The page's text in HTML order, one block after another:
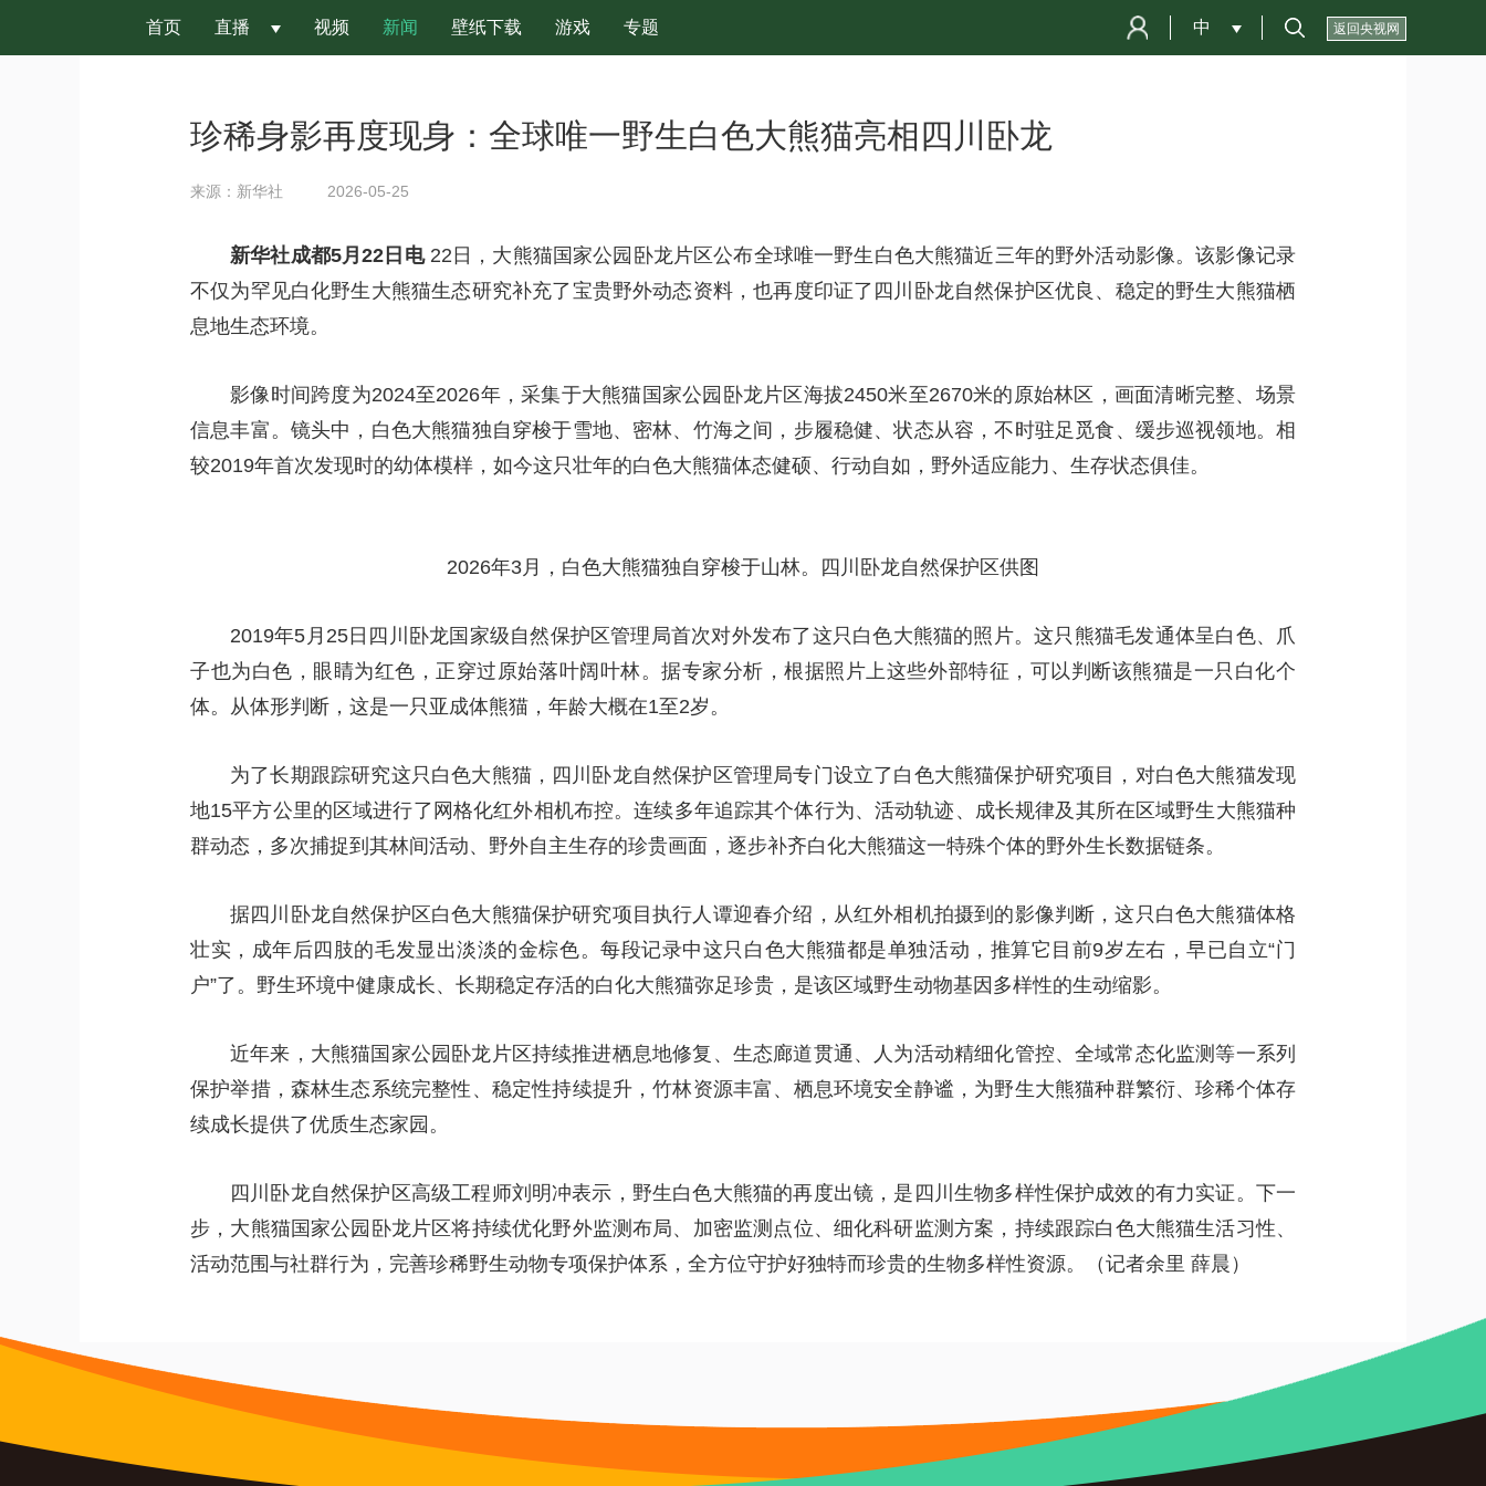
首页 直播 视频 新闻 壁纸下载 游戏 专题 返回央视网
中
珍稀身影再度现身：全球唯一野生白色大熊猫亮相四川卧龙
来源：新华社 2026-05-25
新华社成都5月22日电 22日，大熊猫国家公园卧龙片区公布全球唯一野生白色大熊猫近三年的野外活动影像。该影像记录
不仅为罕见白化野生大熊猫生态研究补充了宝贵野外动态资料，也再度印证了四川卧龙自然保护区优良、稳定的野生大熊猫栖
息地生态环境。
影像时间跨度为2024至2026年，采集于大熊猫国家公园卧龙片区海拔2450米至2670米的原始林区，画面清晰完整、场景
信息丰富。镜头中，白色大熊猫独自穿梭于雪地、密林、竹海之间，步履稳健、状态从容，不时驻足觅食、缓步巡视领地。相
较2019年首次发现时的幼体模样，如今这只壮年的白色大熊猫体态健硕、行动自如，野外适应能力、生存状态俱佳。
2026年3月，白色大熊猫独自穿梭于山林。四川卧龙自然保护区供图
2019年5月25日四川卧龙国家级自然保护区管理局首次对外发布了这只白色大熊猫的照片。这只熊猫毛发通体呈白色、爪
子也为白色，眼睛为红色，正穿过原始落叶阔叶林。据专家分析，根据照片上这些外部特征，可以判断该熊猫是一只白化个
体。从体形判断，这是一只亚成体熊猫，年龄大概在1至2岁。
为了长期跟踪研究这只白色大熊猫，四川卧龙自然保护区管理局专门设立了白色大熊猫保护研究项目，对白色大熊猫发现
地15平方公里的区域进行了网格化红外相机布控。连续多年追踪其个体行为、活动轨迹、成长规律及其所在区域野生大熊猫种
群动态，多次捕捉到其林间活动、野外自主生存的珍贵画面，逐步补齐白化大熊猫这一特殊个体的野外生长数据链条。
据四川卧龙自然保护区白色大熊猫保护研究项目执行人谭迎春介绍，从红外相机拍摄到的影像判断，这只白色大熊猫体格
壮实，成年后四肢的毛发显出淡淡的金棕色。每段记录中这只白色大熊猫都是单独活动，推算它目前9岁左右，早已自立“门
户”了。野生环境中健康成长、长期稳定存活的白化大熊猫弥足珍贵，是该区域野生动物基因多样性的生动缩影。
近年来，大熊猫国家公园卧龙片区持续推进栖息地修复、生态廊道贯通、人为活动精细化管控、全域常态化监测等一系列
保护举措，森林生态系统完整性、稳定性持续提升，竹林资源丰富、栖息环境安全静谧，为野生大熊猫种群繁衍、珍稀个体存
续成长提供了优质生态家园。
四川卧龙自然保护区高级工程师刘明冲表示，野生白色大熊猫的再度出镜，是四川生物多样性保护成效的有力实证。下一
步，大熊猫国家公园卧龙片区将持续优化野外监测布局、加密监测点位、细化科研监测方案，持续跟踪白色大熊猫生活习性、
活动范围与社群行为，完善珍稀野生动物专项保护体系，全方位守护好独特而珍贵的生物多样性资源。
（记者余里 薛晨）